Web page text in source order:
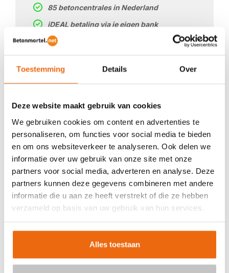
Toestemming Details Over
Deze website maakt gebruik van cookies
We gebruiken cookies om content en advertenties te
personaliseren, om functies voor social media te bieden
en om ons websiteverkeer te analyseren. Ook delen we
informatie over uw gebruik van onze site met onze
partners voor social media, adverteren en analyse. Deze
partners kunnen deze gegevens combineren met andere
informatie die u aan ze heeft verstrekt of die ze hebben
verzameld op basis van uw gebruik van hun services.
Alles toestaan
BETON BESTELLEN IN AADORP
Ben je op zoek naar een leverancier bij jou in de buurt die
goedkoop beton kan storten in Aadorp? Dan ben je bij
ons aan het juiste adres. Wij bezorgen kant-en-klaar
in Aadorp bestellen is eenvoudig: vraag vrijblijvend een
type beton, de optionele keuze voor een betonpomp en
85 betoncentrales in Nederland
iDEAL betaling via je eigen bank
Prijs op basis van uw postcode
Veilig betalen met: